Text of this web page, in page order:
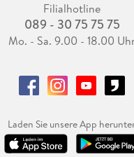
Filialhotline
089 - 30 75 75 75
Mo. - Sa. 9.00 - 18.00
Laden Sie unsere App